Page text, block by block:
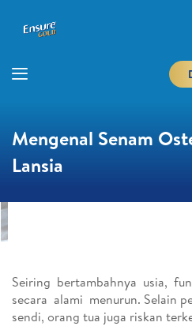
Mengenal Senam
Lansia
Seiring bertambahnya usia,
secara alami menurun. Selain
sendi, orang tua juga riskan